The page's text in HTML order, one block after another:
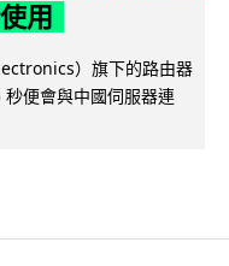
用
）旗下的路由器
便會與中國伺服器連